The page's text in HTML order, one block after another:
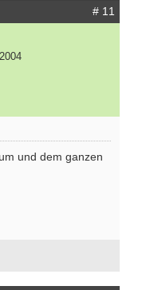
# 11
und dem ganzen